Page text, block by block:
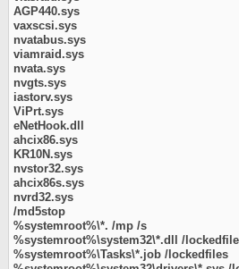
AGP440.sys
vaxscsi.sys
nvatabus.sys
viamraid.sys
nvata.sys
nvgts.sys
iastorv.sys
ViPrt.sys
eNetHook.dll
ahcix86.sys
KR10N.sys
nvstor32.sys
ahcix86s.sys
nvrd32.sys
/md5stop
%systemroot%\*. /mp /s
%systemroot%\system32\*.dll /
%systemroot%\Tasks\*.job /lockedfiles